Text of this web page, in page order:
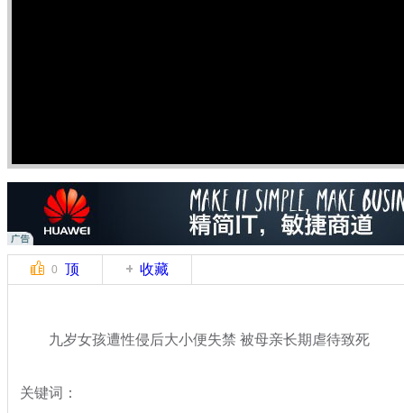
0 顶 收藏
九岁女孩遭性侵后大小便失禁 被母亲长期虐待致死
关键词：